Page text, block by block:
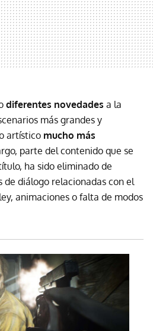
diferentes novedades a la
más grandes y
artístico mucho más
parte del contenido que se
ha sido eliminado de
de diálogo relacionadas con el
animaciones o falta de modos